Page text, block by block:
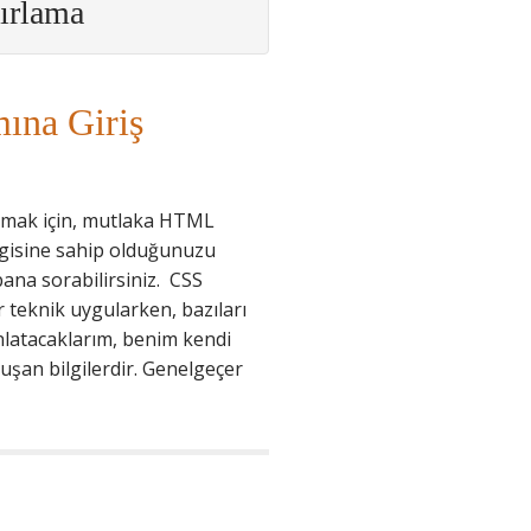
Giriş
için, mutlaka HTML
sahip olduğunuzu
sorabilirsiniz. CSS
teknik uygularken, bazıları
benim kendi
bilgilerdir. Genelgeçer